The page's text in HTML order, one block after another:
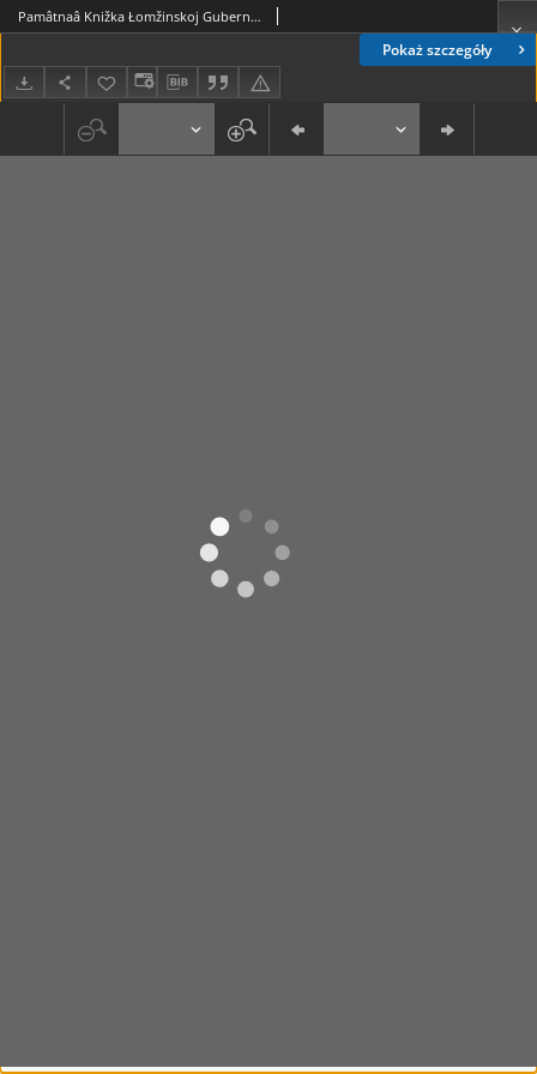
Pokaż szczegóły
Pamâtnaâ Knižka Łomžinskoj Gubernìi na 1893 God